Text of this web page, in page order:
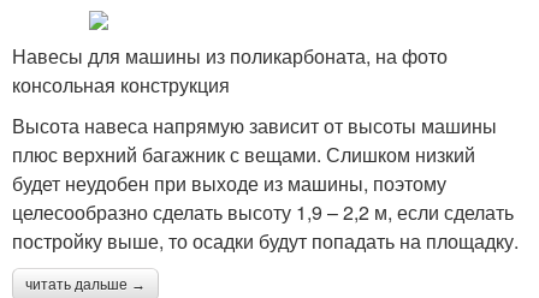
Навесы для машины из поликарбоната, на фото
консольная конструкция
Высота навеса напрямую зависит от высоты машины
плюс верхний багажник с вещами. Слишком низкий
будет неудобен при выходе из машины, поэтому
целесообразно сделать высоту 1,9 – 2,2 м, если сделать
постройку выше, то осадки будут попадать на площадку.
читать дальше →